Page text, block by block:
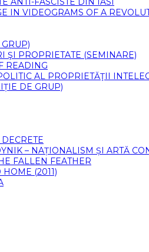
IN VIDEOGRAMS OF A
ŞI PROPRIETATE (SEMINARE)
READING
AL PROPRIETĂŢII
DE GRUP)
– NAȚIONALISM ȘI ARTĂ
FALLEN FEATHER
HOME (2011)